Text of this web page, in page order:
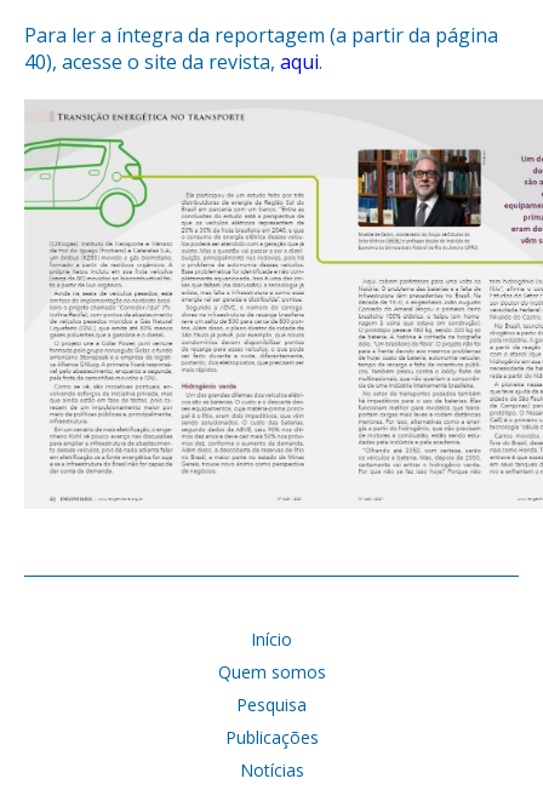
Para ler a íntegra da reportagem (a partir da página
40), acesse o site da revista, aqui.
Início
Quem somos
Pesquisa
Publicações
Notícias